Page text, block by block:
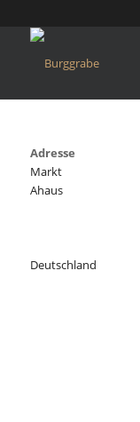
Adresse
Markt
Ahaus
Deutschland